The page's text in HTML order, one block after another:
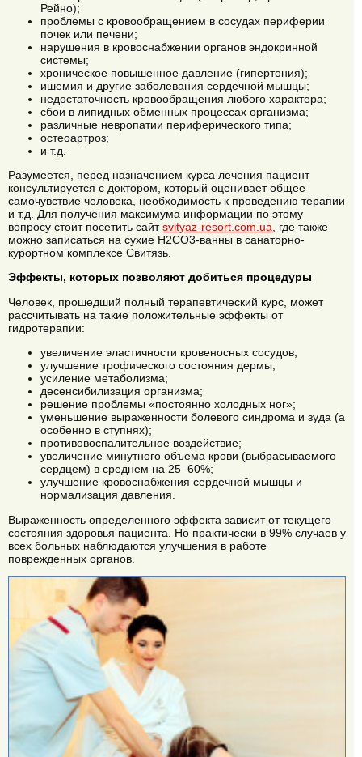
Рейно);
проблемы с кровообращением в сосудах периферии
почек или печени;
нарушения в кровоснабжении органов эндокринной
системы;
хроническое повышенное давление (гипертония);
ишемия и другие заболевания сердечной мышцы;
недостаточность кровообращения любого характера;
сбои в липидных обменных процессах организма;
различные невропатии периферического типа;
остеоартроз;
и т.д.
Разумеется, перед назначением курса лечения пациент
консультируется с доктором, который оценивает общее
самочувствие человека, необходимость к проведению терапии
и т.д. Для получения максимума информации по этому
вопросу стоит посетить сайтsvityaz-resort.com.ua , где также
можно записаться на сухие H2CO3-ванны в санаторно-
курортном комплексе Свитязь.
Эффекты, которых позволяют добиться процедуры
Человек, прошедший полный терапевтический курс, может
рассчитывать на такие положительные эффекты от
гидротерапии:
увеличение эластичности кровеносных сосудов;
улучшение трофического состояния дермы;
усиление метаболизма;
десенсибилизация организма;
решение проблемы «постоянно холодных ног»;
уменьшение выраженности болевого синдрома и зуда (а
особенно в ступнях);
противовоспалительное воздействие;
увеличение минутного объема крови (выбрасываемого
сердцем) в среднем на 25–60%;
улучшение кровоснабжения сердечной мышцы и
нормализация давления.
Выраженность определенного эффекта зависит от текущего
состояния здоровья пациента. Но практически в 99% случаев у
всех больных наблюдаются улучшения в работе
поврежденных органов.